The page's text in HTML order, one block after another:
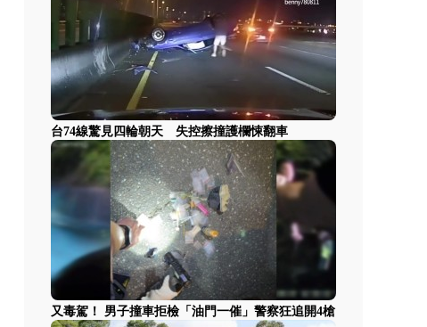
台74線驚見四輪朝天 失控擦撞護欄悚翻車
又毒駕！ 男子撞車拒檢「油門一催」警察狂追開4槍